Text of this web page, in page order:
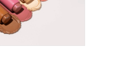
saab
valida